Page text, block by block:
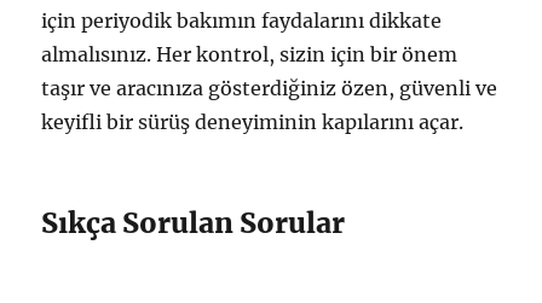
için periyodik bakımın faydalarını dikkate
almalısınız. Her kontrol, sizin için bir önem
taşır ve aracınıza gösterdiğiniz özen, güvenli ve
keyifli bir sürüş deneyiminin kapılarını açar.
Sıkça Sorulan Sorular